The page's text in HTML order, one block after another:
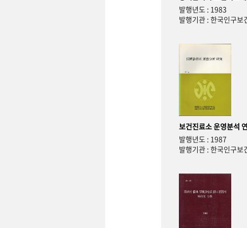
발행년도 : 1983
발행기관 : 한국인구보
보건진료소 운영분석
발행년도 : 1987
발행기관 : 한국인구보